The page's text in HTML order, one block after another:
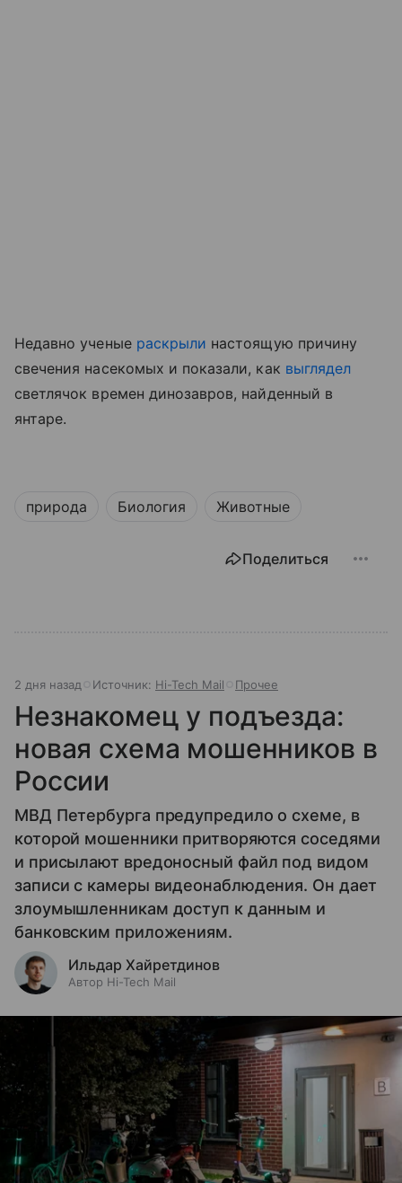
Недавно ученые раскрыли настоящую причину
свечения насекомых и показали, как выглядел
светлячок времен динозавров, найденный в
янтаре.
природа Биология Животные
Поделиться
2 дня назад Источник: Hi-Tech Mail Прочее
Незнакомец у подъезда:
новая схема мошенников в
России
МВД Петербурга предупредило о схеме, в
которой мошенники притворяются соседями
и присылают вредоносный файл под видом
записи с камеры видеонаблюдения. Он дает
злоумышленникам доступ к данным и
банковским приложениям.
Ильдар Хайретдинов
Автор Hi-Tech Mail